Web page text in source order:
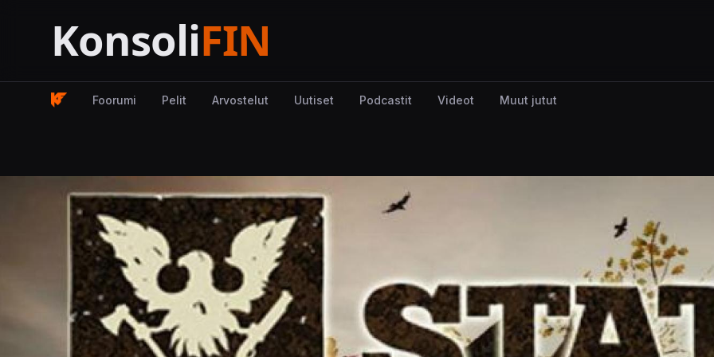
Foorumi Pelit Arvostelut Uutiset Podcastit Videot Muut jutut